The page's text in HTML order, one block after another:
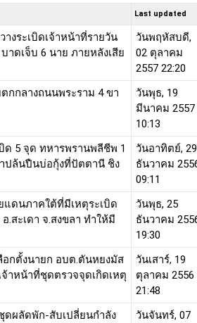
Last updated
งระเบิดเจ้าหน้าที่รายวัน
าดเจ็บ 6 นาย ภายหลังเสีย
วันพฤหัสบดี,
02 ตุลาคม
2557 22:20
กกลางถนนพระราม 4 ขา
วันพุธ, 19
มีนาคม 2557
10:13
ด 5 จุด ทหารพรานพลีชีพ 1
ปล้นปืนบ่อกุ้งที่ปัตตานี ชิง
วันอาทิตย์, 29
ธันวาคม
09:11
ดนภาคใต้ที่มีเหตุระเบิด
.สะเดา จ.สงขลา ทำให้มี
วันพุธ, 25
ธันวาคม
19:30
อกตั้งนายก อบต.ตันหยงมัส
าหน้าที่ชุดตรวจจุดเกิดเหตุ
วันเสาร์, 19
ตุลาคม 2556
21:48
ดผลัดพัก-สับเปลี่ยนกำลัง วันจันทร์, 07